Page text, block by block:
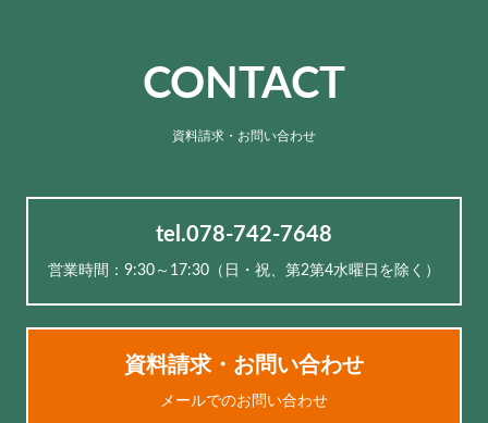
CONTACT
資料請求・お問い合わせ
tel.078-742-7648
営業時間：9:30～17:30（⽇・祝、第2第4水曜日を除く）
資料請求・お問い合わせ
メールでのお問い合わせ